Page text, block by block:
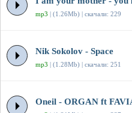
mp3 | (1.26Mb) | скачали: 229
Nik Sokolov - Space
mp3 | (1.28Mb) | скачали: 251
Oneil - ORGAN ft